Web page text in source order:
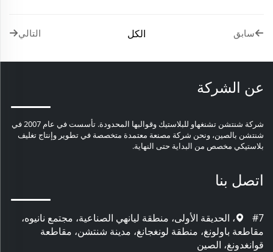
سابق الكل التالي
عن الشركة
شركة شنتشن تشنغهاو للبلاستيك وقوالبها المحدودة. تأسست في عام 2007 في
شنتشن بالصين، ونحن شركة مصنعة معتمدة متخصصة في تطوير وإنتاج تغليف
بلاستيكي مخصص من البداية حتى النهاية.
اتصل بنا
#7، الحديقة الأولى، منطقة ليانهي الصناعية، مجتمع نانيوه،
مقاطعة باولونغ، منطقة لونغجانغ، مدينة شنتشن، مقاطعة
قوانغدونغ، الصين